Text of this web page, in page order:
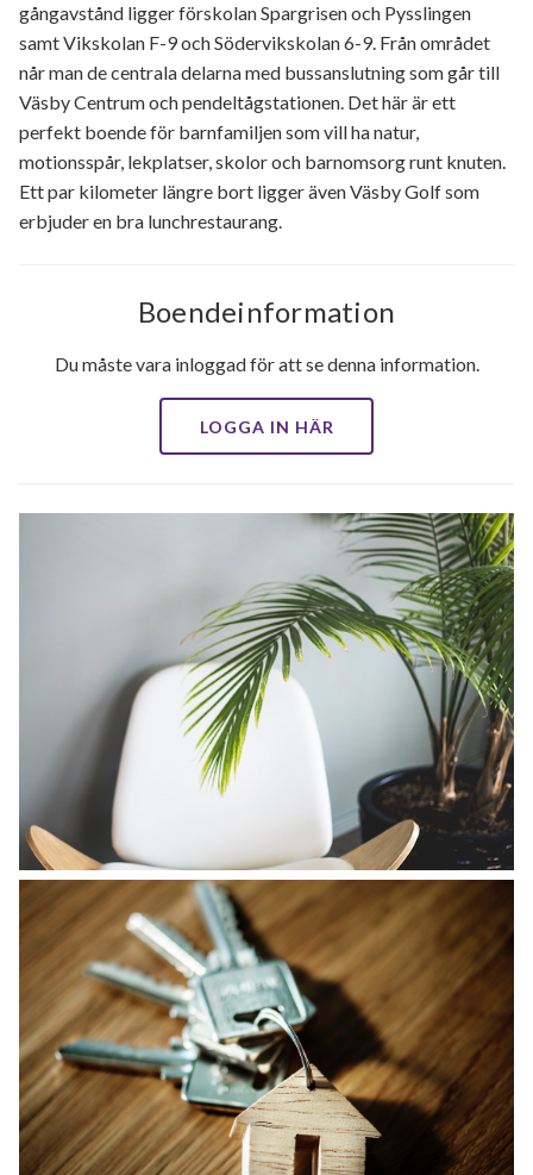
gångavstånd ligger förskolan Spargrisen och Pysslingen
samt Vikskolan F-9 och Södervikskolan 6-9. Från området
når man de centrala delarna med bussanslutning som går till
Väsby Centrum och pendeltågstationen. Det här är ett
perfekt boende för barnfamiljen som vill ha natur,
motionsspår, lekplatser, skolor och barnomsorg runt knuten.
Ett par kilometer längre bort ligger även Väsby Golf som
erbjuder en bra lunchrestaurang.
Boendeinformation
Du måste vara inloggad för att se denna information.
LOGGA IN HÄR